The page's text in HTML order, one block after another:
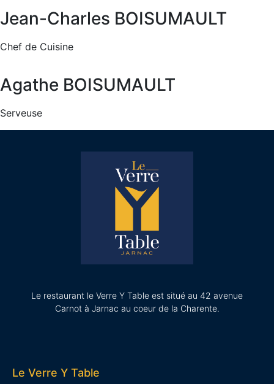
Jean-Charles BOISUMAULT
Chef de Cuisine
Agathe BOISUMAULT
Serveuse
Le restaurant le Verre Y Table est situé au 42 avenue
Carnot à Jarnac au coeur de la Charente.
Le Verre Y Table